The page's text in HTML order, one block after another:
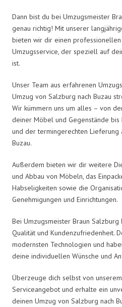
Dann bist du bei Umzugsmeister
genau richtig! Mit unserer
bieten wir dir einen
Umzugsservice, der speziell auf
ist.
Unser Team aus erfahrenen
Umzug von Salzburg nach Buzau
Wir kümmern uns um alles – von
deiner Möbel und Gegenstände bis
und der termingerechten Lieferung
Buzau.
Außerdem bieten wir dir weitere
und Abbau von Möbeln, das
Habseligkeiten sowie die
Genehmigungen und Einrichtungen.
Bei Umzugsmeister Braun
Qualität und Kundenzufriedenheit.
modernsten Technologien und
deine individuellen Wünsche und
Überzeuge dich selbst von
Serviceangebot und erhalte ein
deinen Umzug von Salzburg nach